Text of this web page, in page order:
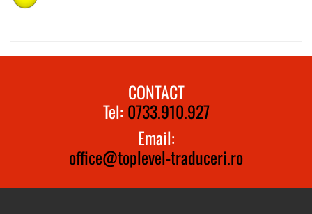
CONTACT
Tel: 0733.910.927
Email:
office@toplevel-traduceri.ro